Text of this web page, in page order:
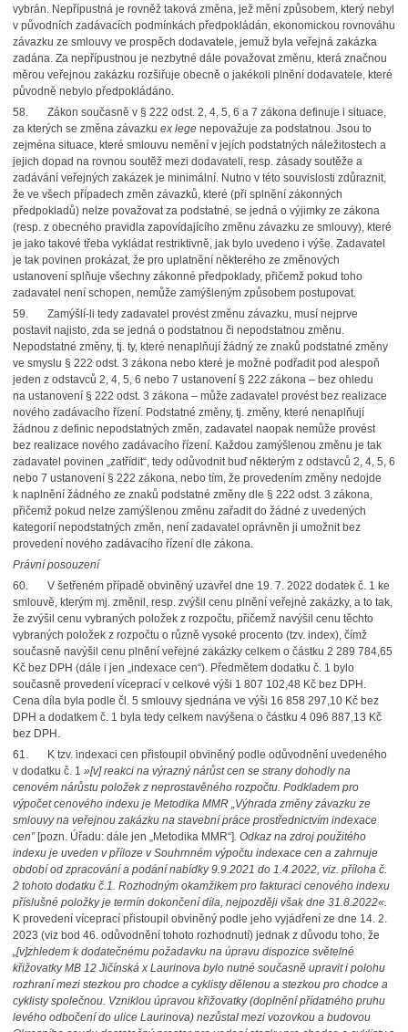
vybrán. Nepřípustná je rovněž taková změna, jež mění způsobem, který nebyl
v původních zadávacích podmínkách předpokládán, ekonomickou rovnováhu
závazku ze smlouvy ve prospěch dodavatele, jemuž byla veřejná zakázka
zadána. Za nepřípustnou je nezbytné dále považovat změnu, která značnou
měrou veřejnou zakázku rozšiřuje obecně o jakékoli plnění dodavatele, které
původně nebylo předpokládáno.
58. Zákon současně v § 222 odst. 2, 4, 5, 6 a 7 zákona definuje i situace,
za kterých se změna závazku ex legenepovažuje za podstatnou. Jsou to
zejména situace, které smlouvu nemění v jejích podstatných náležitostech a
jejich dopad na rovnou soutěž mezi dodavateli, resp. zásady soutěže a
zadávání veřejných zakázek je minimální. Nutno v této souvislosti zdůraznit,
že ve všech případech změn závazků, které (při splnění zákonných
předpokladů) nelze považovat za podstatné, se jedná o výjimky ze zákona
(resp. z obecného pravidla zapovídajícího změnu závazku ze smlouvy), které
je jako takové třeba vykládat restriktivně, jak bylo uvedeno i výše. Zadavatel
je tak povinen prokázat, že pro uplatnění některého ze změnových
ustanovení splňuje všechny zákonné předpoklady, přičemž pokud toho
zadavatel není schopen, nemůže zamýšleným způsobem postupovat.
59. Zamýšlí-li tedy zadavatel provést změnu závazku, musí nejprve
postavit najisto, zda se jedná o podstatnou či nepodstatnou změnu.
Nepodstatné změny, tj. ty, které nenaplňují žádný ze znaků podstatné změny
ve smyslu § 222 odst. 3 zákona nebo které je možné podřadit pod alespoň
jeden z odstavců 2, 4, 5, 6 nebo 7 ustanovení § 222 zákona – bez ohledu
na ustanovení § 222 odst. 3 zákona – může zadavatel provést bez realizace
nového zadávacího řízení. Podstatné změny, tj. změny, které nenaplňují
žádnou z definic nepodstatných změn, zadavatel naopak nemůže provést
bez realizace nového zadávacího řízení. Každou zamýšlenou změnu je tak
zadavatel povinen „zatřídit“, tedy odůvodnit buď některým z odstavců 2, 4, 5, 6
nebo 7 ustanovení § 222 zákona, nebo tím, že provedením změny nedojde
k naplnění žádného ze znaků podstatné změny dle § 222 odst. 3 zákona,
přičemž pokud nelze zamýšlenou změnu zařadit do žádné z uvedených
kategorií nepodstatných změn, není zadavatel oprávněn ji umožnit bez
provedení nového zadávacího řízení dle zákona.
Právní posouzení
60. V šetřeném případě obviněný uzavřel dne 19. 7. 2022 dodatek č. 1 ke
smlouvě, kterým mj. změnil, resp. zvýšil cenu plnění veřejné zakázky, a to tak,
že zvýšil cenu vybraných položek z rozpočtu, přičemž navýšil cenu těchto
vybraných položek z rozpočtu o různě vysoké procento (tzv. index), čímž
současně navýšil cenu plnění veřejné zakázky celkem o částku 2 289 784,65
Kč bez DPH (dále i jen „indexace cen“). Předmětem dodatku č. 1 bylo
současně provedení víceprací v celkové výši 1 807 102,48 Kč bez DPH.
Cena díla byla podle čl. 5 smlouvy sjednána ve výši 16 858 297,10 Kč bez
DPH a dodatkem č. 1 byla tedy celkem navýšena o částku 4 096 887,13 Kč
bez DPH.
61. K tzv. indexaci cen přistoupil obviněný podle odůvodnění uvedeného
v dodatku č. 1 »[v] reakci na výrazný nárůst cen se strany dohodly na
cenovém nárůstu položek z neprostavěného rozpočtu. Podkladem pro
výpočet cenového indexu je Metodika MMR „Výhrada změny závazku ze
smlouvy na veřejnou zakázku na stavební práce prostřednictvím indexace
cen”[pozn. Úřadu: dále jen „Metodika MMR“]. Odkaz na zdroj použitého
indexu je uveden v příloze v Souhrnném výpočtu indexace cen a zahrnuje
období od zpracování a podání nabídky 9.9.2021 do 1.4.2022, viz. příloha č.
2 tohoto dodatku č.1. Rozhodným okamžikem pro fakturaci cenového indexu
příslušné položky je termín dokončení díla, nejpozději však dne 31.8.2022«.
K provedení víceprací přistoupil obviněný podle jeho vyjádření ze dne 14. 2.
2023 (viz bod 46. odůvodnění tohoto rozhodnutí) jednak z důvodu toho, že
„[v]zhledem k dodatečnému požadavku na úpravu dispozice světelné
křižovatky MB 12 Jičínská x Laurinova bylo nutné současně upravit i polohu
rozhraní mezi stezkou pro chodce a cyklisty dělenou a stezkou pro chodce a
cyklisty společnou. Vzniklou úpravou křižovatky (doplnění přídatného pruhu
levého odbočení do ulice Laurinova) nezůstal mezi vozovkou a budovou